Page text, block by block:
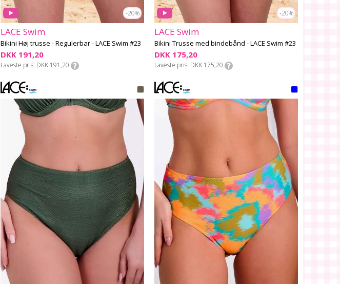
-20%
LACE Swim
Bikini Høj trusse - Regulerbar - LACE Swim #23
DKK 191,20
Laveste pris DKK 191,20
-20%
LACE Swim
Bikini Trusse med bindebånd - LACE Swim #23
DKK 175,20
Laveste pris DKK 175,20